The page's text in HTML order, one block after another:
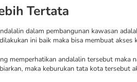
Tertata
dalam pembangunan kawasan
ini baik maka bisa membuat akses
memperhatikan andalalin tersebut maka
maka keburukan tata kota tersebut